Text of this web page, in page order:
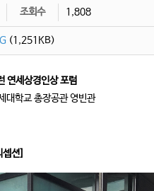
조회수 1,808
(1,251KB)
연세상경인상 포럼
학교 총장공관 영빈관
셉션]